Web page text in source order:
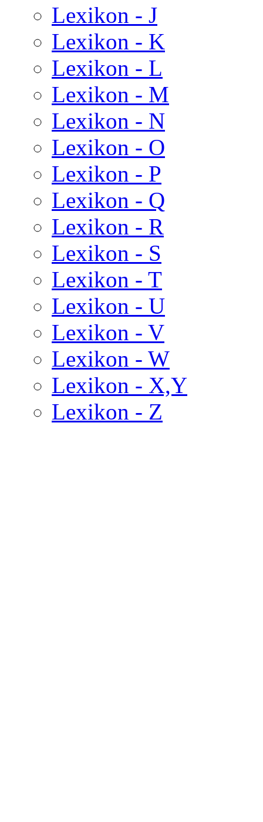
Lexikon - J
Lexikon - K
Lexikon - L
Lexikon - M
Lexikon - N
Lexikon - O
Lexikon - P
Lexikon - Q
Lexikon - R
Lexikon - S
Lexikon - T
Lexikon - U
Lexikon - V
Lexikon - W
Lexikon - X,Y
Lexikon - Z